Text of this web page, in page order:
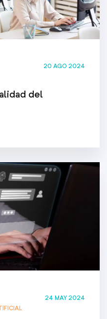
20 AGO 2024
del
24 MAY 2024